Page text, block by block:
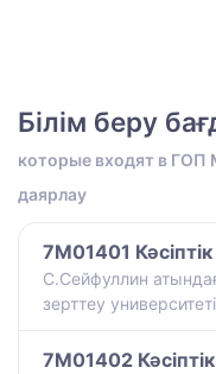
Білім беру
которые входят в ГОП
даярлау
7M01401
С.Сейфуллин
зерттеу университеті
7M01402